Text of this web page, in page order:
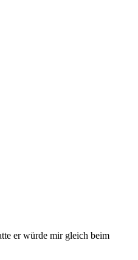
er würde mir gleich beim